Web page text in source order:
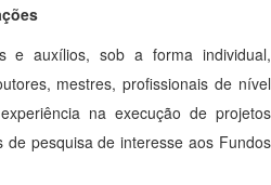
e auxílios, sob a forma individual,
mestres, profissionais de nível
na execução de projetos
de pesquisa de interesse aos Fundos